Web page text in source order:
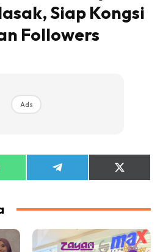
Siap Kongsi
Followers
Ads
Share
on
Share
on